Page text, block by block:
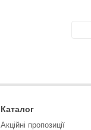
Каталог
Акційні пропозиції